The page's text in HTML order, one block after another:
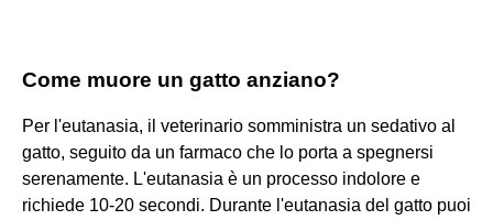
Come muore un gatto anziano?
Per l'eutanasia, il veterinario somministra un sedativo al
gatto, seguito da un farmaco che lo porta a spegnersi
serenamente. L'eutanasia è un processo indolore e
richiede 10-20 secondi. Durante l'eutanasia del gatto puoi